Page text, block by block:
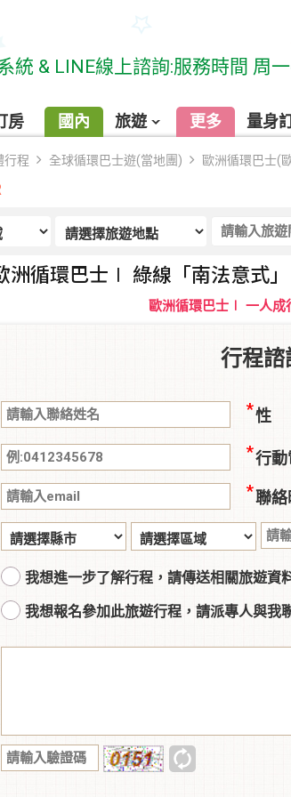
& LINE線上諮詢:服務時間 周一
房 國內 旅遊 更多 量身
行程 全球循環巴士遊(當地團) 歐洲循環巴士(
洲循環巴士∣ 綠線「南法意式
歐洲循環巴士∣ 一人成
行程諮
性
行
聯
我想進一步了解行程，請傳送相關旅遊資
我想報名參加此旅遊行程，請派專人與我